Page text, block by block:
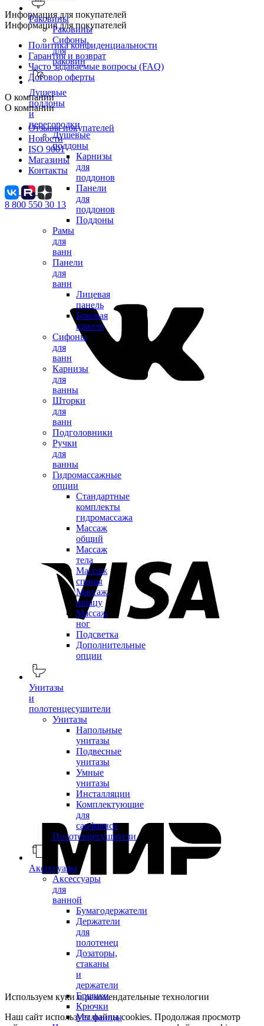
Раковины
Раковины
Сифоны
для
раковин
Душевые
поддоны
и
перегородки
Душевые
поддоны
Карнизы
для
поддонов
Панели
для
поддонов
Поддоны
Рамы
для
ванн
Панели
для
ванн
Лицевая
панель
Боковая
панель
Сифоны
для
ванн
Карнизы
для
ванны
Шторки
для
ванн
Подголовники
Ручки
для
ванны
Гидромассажные
опции
Стандартные
комплекты
гидромассажа
Массаж
общий
Массаж
тела
Массаж
спины
Массаж
шиацу
Массаж
ног
Подсветка
Дополнительные
опции
Унитазы
и
полотенцесушители
Унитазы
Напольные
унитазы
Подвесные
унитазы
Умные
унитазы
Инсталляции
Комплектующие
для
санфаянса
Полотенцесушители
Аксессуары
Аксессуары
для
ванной
Бумагодержатели
Держатели
для
полотенец
Дозаторы,
стаканы
и
держатели
Ершики
Крючки
Мыльницы
Информация для покупателей
Информация для покупателей
Политика конфиденциальности
Гарантия и возврат
Часто задаваемые вопросы (FAQ)
Договор оферты
О компании
О компании
Отзывы покупателей
Новости
ISO 9001
Магазины
Контакты
8 800 550 30 13
Используем куки и рекомендательные технологии
Наш сайт использует файлы cookies. Продолжая просмотр